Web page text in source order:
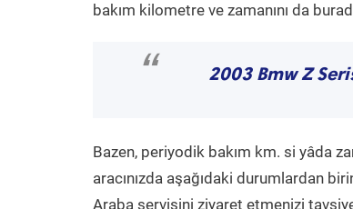
bakım kilometre ve zamanını da
“ 2003 Bmw Z
Bazen, periyodik bakım km. si yâda
aracınızda aşağıdaki durumlardan
Araba servisini ziyaret etmenizi